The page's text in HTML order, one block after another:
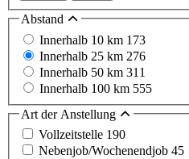
Abstand
Innerhalb 10 km 173
Innerhalb 25 km 276
Innerhalb 50 km 311
Innerhalb 100 km 555
Art der Anstellung
Vollzeitstelle 190
Nebenjob/Wochenendjob 45